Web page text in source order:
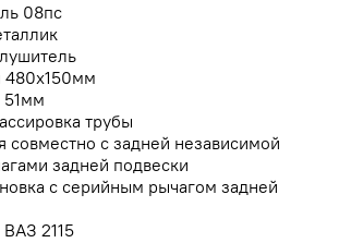
08пс
480х150мм
51мм
трубы
совместно с задней независимой
задней подвески
с серийным рычагом задней
2115